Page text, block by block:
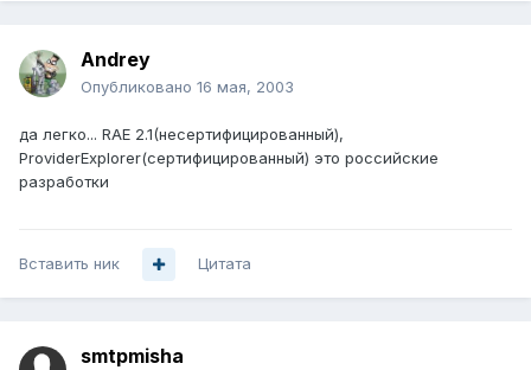
Andrey
Опубликовано 16 мая, 2003
да легко... RAE 2.1(несертифицированный),
ProviderExplorer(сертифицированный) это российские
разработки
Вставить ник Цитата
smtpmisha